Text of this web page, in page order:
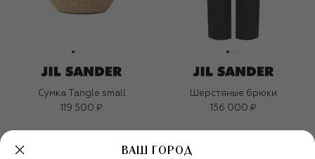
Сумка Tangle small
119 500 ₽
Шерстяные брюки
156 000 ₽
ВАШ ГОРОД